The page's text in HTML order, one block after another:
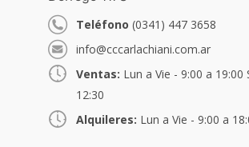
Teléfono (0341) 447 3658
info@cccarlachiani.com.ar
Ventas: Lun a Vie - 9:00 a 19:00
12:30
Alquileres: Lun a Vie - 9:00 a